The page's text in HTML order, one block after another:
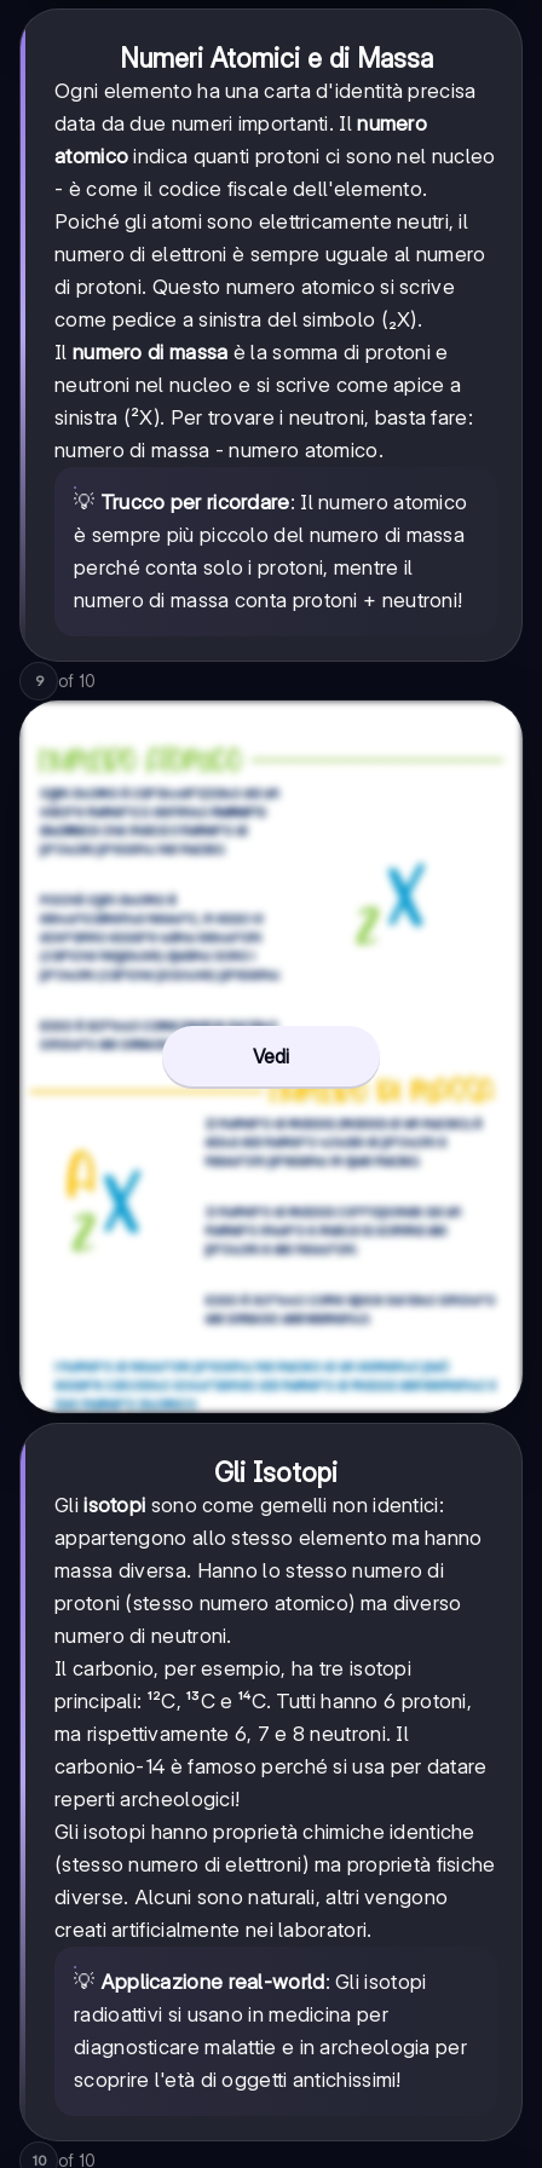
Numeri Atomici e di Massa
Ogni elemento ha una carta d'identità precisa
data da due numeri importanti. Ilnumero
atomico indica quanti protoni ci sono nel nucleo
- è come il codice fiscale dell'elemento.
Poiché gli atomi sono elettricamente neutri, il
numero di elettroni è sempre uguale al numero
di protoni. Questo numero atomico si scrive
come pedice a sinistra del simbolo (₂X).
Il numero di massa è la somma di protoni e
neutroni nel nucleo e si scrive come apice a
sinistra (²X). Per trovare i neutroni, basta fare:
numero di massa - numero atomico.
💡 Trucco per ricordare: Il numero atomico
è sempre più piccolo del numero di massa
perché conta solo i protoni, mentre il
numero di massa conta protoni + neutroni!
9 of 10
Vedi
Gli Isotopi
Gliisotopi sono come gemelli non identici:
appartengono allo stesso elemento ma hanno
massa diversa. Hanno lo stesso numero di
protoni (stesso numero atomico) ma diverso
numero di neutroni.
Il carbonio, per esempio, ha tre isotopi
principali: ¹²C, ¹³C e ¹⁴C. Tutti hanno 6 protoni,
ma rispettivamente 6, 7 e 8 neutroni. Il
carbonio-14 è famoso perché si usa per datare
reperti archeologici!
Gli isotopi hanno proprietà chimiche identiche
(stesso numero di elettroni) ma proprietà fisiche
diverse. Alcuni sono naturali, altri vengono
creati artificialmente nei laboratori.
💡 Applicazione real-world: Gli isotopi
radioattivi si usano in medicina per
diagnosticare malattie e in archeologia per
scoprire l'età di oggetti antichissimi!
10 of 10